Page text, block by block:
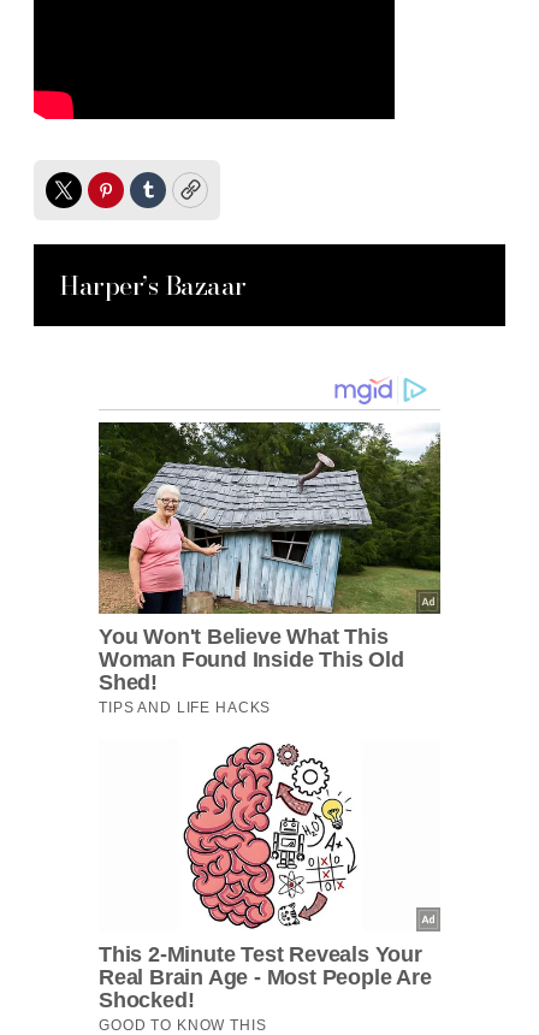
TwitterPinterest
TumblrCopy
Harper’s Bazaar